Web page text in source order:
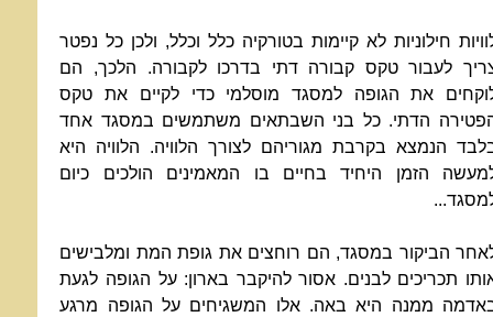
חילוניות לא קיימות בטורקיה כלל וכלל, ולכן כל נפטר
לעבור טקס קבורה דתי בדרכו לקבורה. הלכך, הם
את הגופה למסגד מוסלמי כדי לקיים את טקס
הדתי. כל בני השבתאים משתמשים במסגד אחד
הנמצא בקרבת מגוריהם לצורך הלוויה. הלוויה היא
הזמן היחיד בחיים בו המאמינים הולכים כיום
הביקור במסגד, הם רוחצים את גופת המת ומלבישים
תכריכים לבנים. אסור להיקבר בארון: על הגופה לגעת
ממנה היא באה. אלו המשגיחים על הגופה מרגע